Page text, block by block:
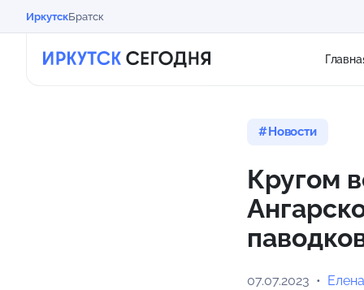
ИркутскБратск
Новости
Кругом
07.07.2023